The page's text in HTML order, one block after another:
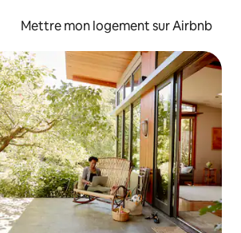
Mettre mon logement sur Airbnb